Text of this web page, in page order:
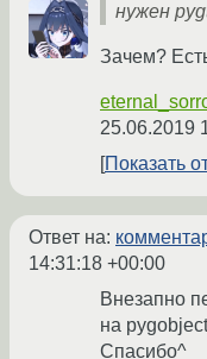
нужен
Зачем?
25.06.2019
Показать
Ответ на:
14:31:18 +00:00
Внезапно
на
Спасибо^